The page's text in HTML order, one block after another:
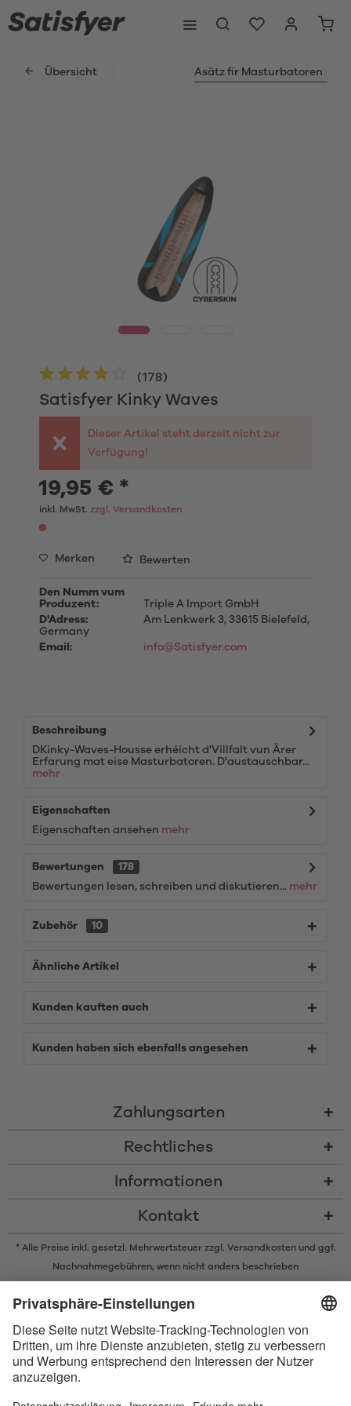
Übersicht Asätz fir Masturbatoren
Satisfyer Kinky Waves
(178)
Dieser Artikel steht derzeit nicht zur
Verfügung!
19,95 € *
inkl. MwSt. zzgl. Versandkosten
Merken Bewerten
Den Numm vum
Produzent:
Triple A Import GmbH
D'Adress:
Am Lenkwerk 3, 33615 Bielefeld,
Germany
Email:
info@Satisfyer.com
Beschreibung
DKinky-Waves-Housse erhéicht d'Villfalt vun Ärer
Erfarung mat eise Masturbatoren. D'austauschbar...
mehr
Eigenschaften
Eigenschaften ansehen mehr
Bewertungen
178
Bewertungen lesen, schreiben und diskutieren... mehr
Zubehör 10
Ähnliche Artikel
Kunden kauften auch
Kunden haben sich ebenfalls angesehen
Zahlungsarten
Rechtliches
Informationen
Kontakt
* Alle Preise inkl. gesetzl. Mehrwertsteuer zzgl. Versandkostenund ggf.
Nachnahmegebühren, wenn nicht anders beschrieben
und Eigentum der Bluetooth SIG, Inc. Die Nutzung dieser Marken durch
Apple und das Apple-Logo sind eingetragene Marken von Apple Inc.
Google Play und das Google Play-Logo sind Marken von Google LLC.